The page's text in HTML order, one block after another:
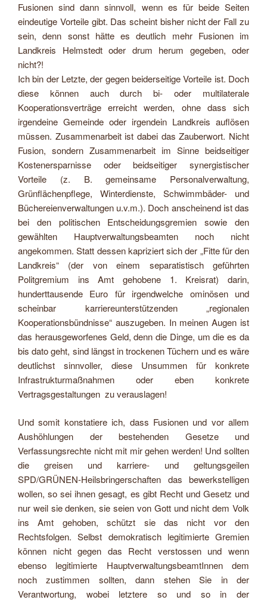
Fusionen sind dann sinnvoll, wenn es für beide Seiten
eindeutige Vorteile gibt. Das scheint bisher nicht der Fall zu
sein, denn sonst hätte es deutlich mehr Fusionen im
Landkreis Helmstedt oder drum herum gegeben, oder
nicht?!
Ich bin der Letzte, der gegen beiderseitige Vorteile ist. Doch
diese können auch durch bi- oder multilaterale
Kooperationsverträge erreicht werden, ohne dass sich
irgendeine Gemeinde oder irgendein Landkreis auflösen
müssen. Zusammenarbeit ist dabei das Zauberwort. Nicht
Fusion, sondern Zusammenarbeit im Sinne beidseitiger
Kostenersparnisse oder beidseitiger synergistischer
Vorteile (z. B. gemeinsame Personalverwaltung,
Grünflächenpflege, Winterdienste, Schwimmbäder- und
Büchereienverwaltungen u.v.m.). Doch anscheinend ist das
bei den politischen Entscheidungsgremien sowie den
gewählten Hauptverwaltungsbeamten noch nicht
angekommen. Statt dessen kapriziert sich der „Fitte für den
Landkreis“ (der von einem separatistisch geführten
Politgremium ins Amt gehobene 1. Kreisrat) darin,
hunderttausende Euro für irgendwelche ominösen und
scheinbar karriereunterstützenden „regionalen
Kooperationsbündnisse“ auszugeben. In meinen Augen ist
das herausgeworfenes Geld, denn die Dinge, um die es da
bis dato geht, sind längst in trockenen Tüchern und es wäre
deutlichst sinnvoller, diese Unsummen für konkrete
Infrastrukturmaßnahmen oder eben konkrete
Vertragsgestaltungen zu verauslagen!
Und somit konstatiere ich, dass Fusionen und vor allem
Aushöhlungen der bestehenden Gesetze und
Verfassungsrechte nicht mit mir gehen werden! Und sollten
die greisen und karriere- und geltungsgeilen
SPD/GRÜNEN-Heilsbringerschaften das bewerkstelligen
wollen, so sei ihnen gesagt, es gibt Recht und Gesetz und
nur weil sie denken, sie seien von Gott und nicht dem Volk
ins Amt gehoben, schützt sie das nicht vor den
Rechtsfolgen. Selbst demokratisch legitimierte Gremien
können nicht gegen das Recht verstossen und wenn
ebenso legitimierte HauptverwaltungsbeamtInnen dem
noch zustimmen sollten, dann stehen Sie in der
Verantwortung, wobei letztere so und so in der